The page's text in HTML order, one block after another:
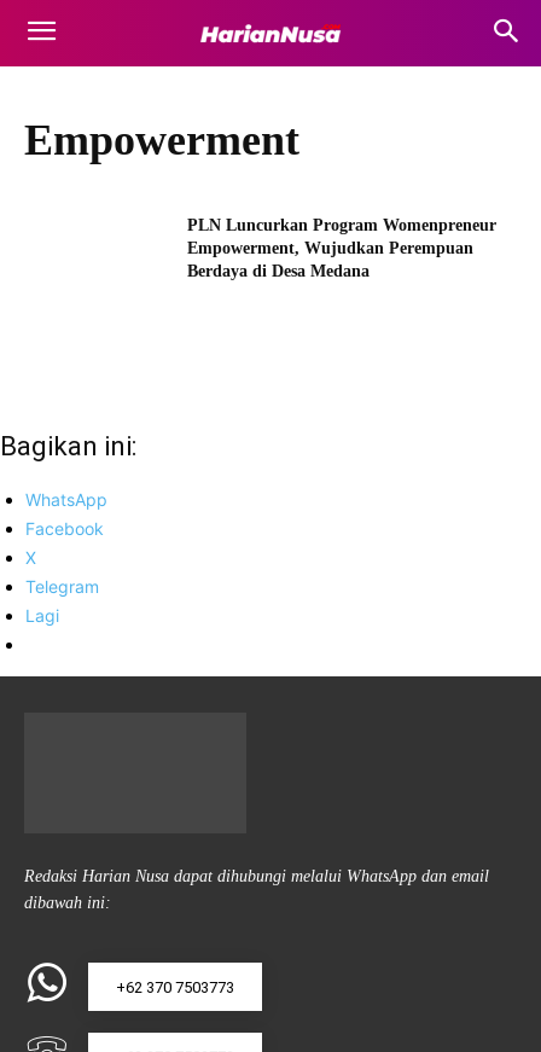
Empowerment
PLN Luncurkan Program Womenpreneur
Empowerment, Wujudkan Perempuan
Berdaya di Desa Medana
Bagikan ini:
WhatsApp
Facebook
X
Telegram
Lagi
Redaksi Harian Nusa dapat dihubungi melalui WhatsApp dan email
dibawah ini:
+62 370 7503773